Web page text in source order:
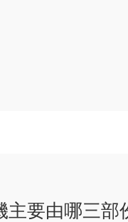
主要由哪三部